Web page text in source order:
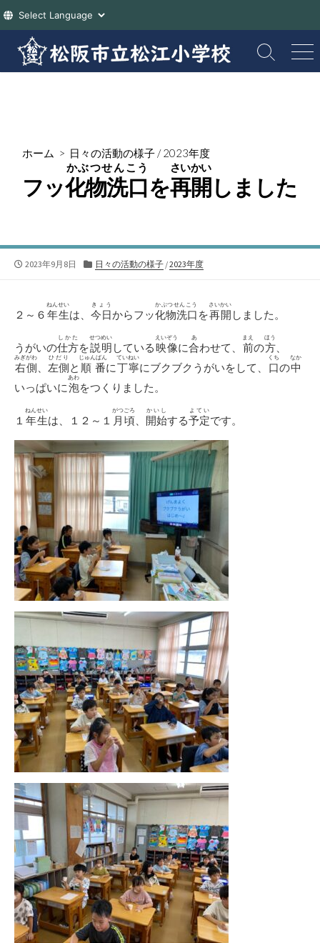
テ
検
索
メ
ニ
ホーム > 日々の活動の様子 /2023年度
フッ化物洗口
かぶつせんこう
を再開
さいかい
しました
公
2023年9月8日
カ
リ
ー
日々の活動の様子/2023年度
２～６ 年生
ねんせい
は、 今日
きょう
からフッ化物洗口
かぶつせんこう
を再開
さいかい
しました。
うがいの仕方
しかた
を説明
せつめい
している映像
えいぞう
に合
あ
わせて、 前
まえ
の方
ほう
、
右側
みぎがわ
、 左側
ひだり
と 順番
じゅんばん
に丁寧
ていねい
にブクブクうがいをして、 口
くち
の中
なか
いっぱいに泡
あわ
をつくりました。
１ 年生
ねんせい
は、１２～１ 月頃
がつごろ
、 開始
かいし
する予定
よてい
です。